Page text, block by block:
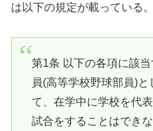
は以下の規定が載っている。
第1条 以下の各項に該
員(高等学校野球部員)
て、在学中に学校を代
試合をすることはでき